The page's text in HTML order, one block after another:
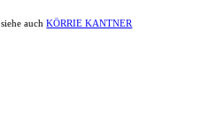
siehe auchKÖRRIE KANTNER